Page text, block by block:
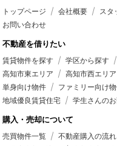
トップページ 会社概要 スタ
お問い合わせ
不動産を借りたい
賃貸物件を探す 学区から探す
高知市東エリア
高知市西エリア
単身向け物件
ファミリー向け
地域優良賃貸住宅
学生さんの
購入・売却について
売買物件一覧 不動産購入の流れ